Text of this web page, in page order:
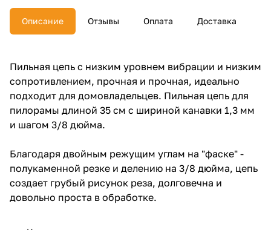
Описание Отзывы Оплата Доставка
Пильная цепь с низким уровнем вибрации и низким
сопротивлением, прочная и прочная, идеально
подходит для домовладельцев. Пильная цепь для
пилорамы длиной 35 см с шириной канавки 1,3 мм
и шагом 3/8 дюйма.
Благодаря двойным режущим углам на "фаске" -
полукаменной резке и делению на 3/8 дюйма, цепь
создает грубый рисунок реза, долговечна и
довольно проста в обработке.